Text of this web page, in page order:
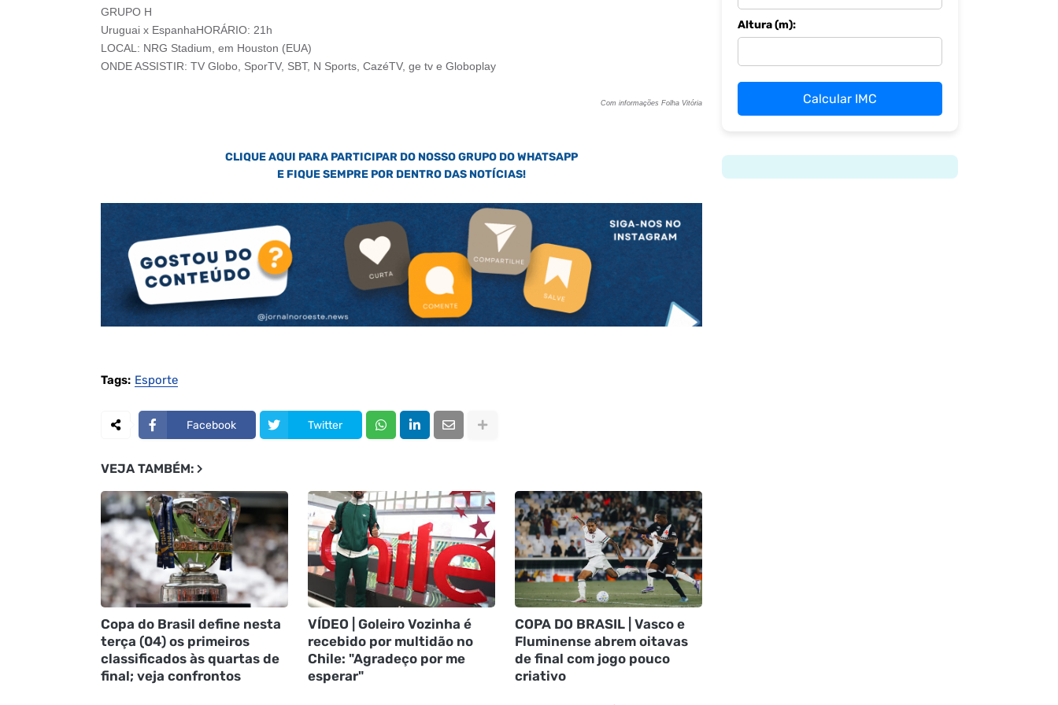
GRUPO H
Uruguai x EspanhaHORÁRIO: 21h
LOCAL: NRG Stadium, em Houston (EUA)
ONDE ASSISTIR: TV Globo, SporTV, SBT, N Sports, CazéTV, ge tv e Globoplay
Com informações Folha Vitória
CLIQUE AQUI PARA PARTICIPAR DO NOSSO GRUPO DO WHATSAPP
E FIQUE SEMPRE POR DENTRO DAS NOTÍCIAS!
Tags: Esporte
Facebook Twitter
VEJA TAMBÉM:
Copa do Brasil define nesta
terça (04) os primeiros
classificados às quartas de
final; veja confrontos
VÍDEO | Goleiro Vozinha é
recebido por multidão no
Chile: "Agradeço por me
esperar"
COPA DO BRASIL | Vasco e
Fluminense abrem oitavas
de final com jogo pouco
criativo
Altura (m):
Calcular IMC